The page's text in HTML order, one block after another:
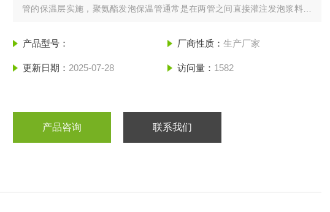
管的保温层实施，聚氨酯发泡保温管通常是在两管之间直接灌注发泡浆料，
温
产品型号： 厂商性质： 生产厂家
更新日期： 2025-07-28 访问量： 1582
产品咨询 联系我们